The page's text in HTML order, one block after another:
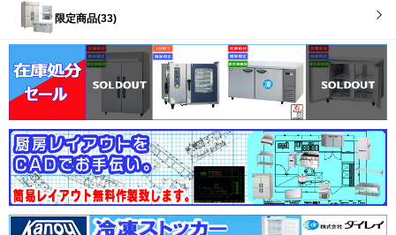
限定商品(33)